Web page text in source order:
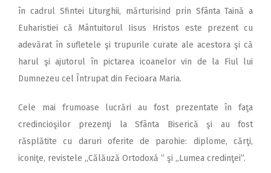
în cadrul Sfintei Liturghii, mărturisind prin Sfânta Taină a
Euharistiei că Mântuitorul Iisus Hristos este prezent cu
adevărat în sufletele şi trupurile curate ale acestora şi că
harul şi ajutorul în pictarea icoanelor vin de la Fiul lui
Dumnezeu cel Întrupat din Fecioara Maria.
Cele mai frumoase lucrări au fost prezentate în faţa
credincioşilor prezenţi la Sfânta Biserică şi au fost
răsplătite cu daruri oferite de parohie: diplome, cărţi,
iconiţe, revistele ,,Călăuză Ortodoxă ” şi ,,Lumea credinţei”.